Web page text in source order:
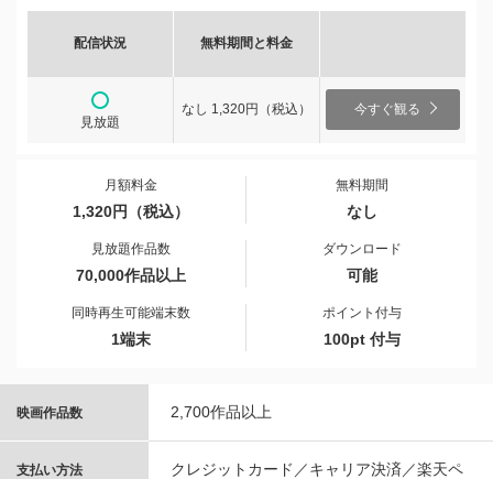
配信状況 無料期間と料金
見放題
なし 1,320円（税込） 今すぐ観る
月額料金
1,320円（税込）
無料期間
なし
見放題作品数
70,000作品以上
ダウンロード
可能
同時再生可能端末数
1端末
ポイント付与
100pt 付与
映画作品数 2,700作品以上
支払い方法
クレジットカード／キャリア決済／楽天ペ